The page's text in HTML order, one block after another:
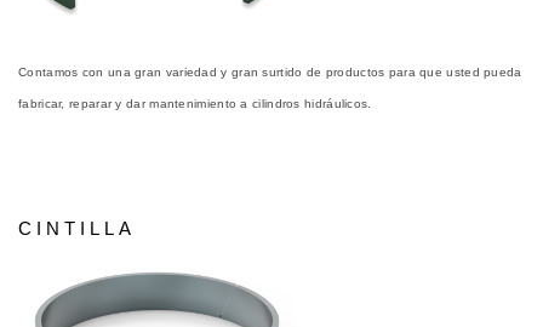
Contamos con una gran variedad y gran surtido de productos para que usted pueda
fabricar, reparar y dar mantenimiento a cilindros hidráulicos.
CINTILLA